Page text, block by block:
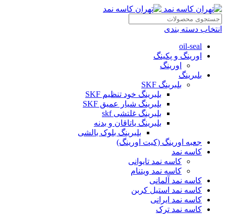
انتخاب دسته بندی
oil-seal
اورینگ و پکینگ
اورینگ
بلبرینگ
بلبرینگ SKF
بلبرینگ خود تنظیم SKF
بلبرینگ شیار عمیق SKF
بلبرینگ غلتشی skf
بلبرینگ یاتاقان و بدنه
بلبرینگ بلوک بالشی
جعبه اورینگ (کیت اورینگ)
کاسه نمد
کاسه نمد تایوانی
کاسه نمد ویتنام
کاسه نمد آلمانی
کاسه نمد استیل کربن
کاسه نمد ایرانی
کاسه نمد ترک